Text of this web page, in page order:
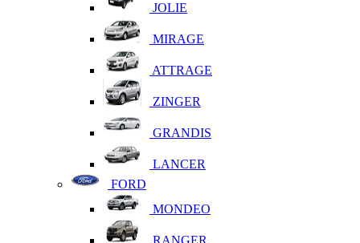
JOLIE
MIRAGE
ATTRAGE
ZINGER
GRANDIS
LANCER
FORD
MONDEO
RANGER